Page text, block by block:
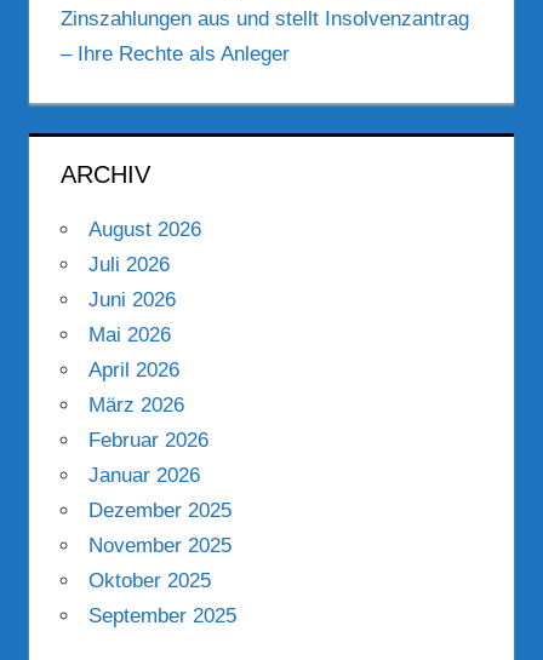
Zinszahlungen aus und stellt Insolvenzantrag
– Ihre Rechte als Anleger
ARCHIV
August 2026
Juli 2026
Juni 2026
Mai 2026
April 2026
März 2026
Februar 2026
Januar 2026
Dezember 2025
November 2025
Oktober 2025
September 2025